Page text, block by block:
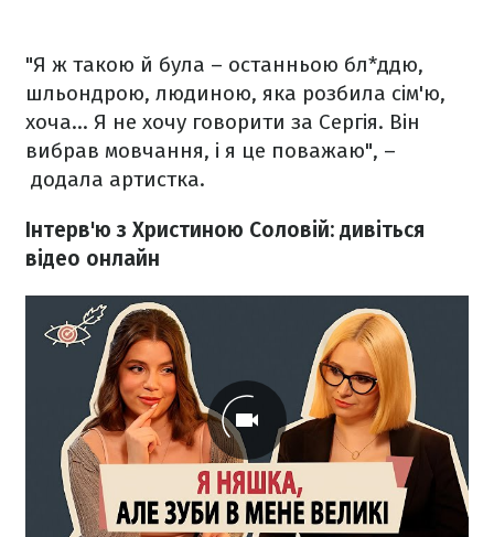
"Я ж такою й була – останньою бл*ддю,
шльондрою, людиною, яка розбила сім'ю,
хоча... Я не хочу говорити за Сергія. Він
вибрав мовчання, і я це поважаю", –
додала артистка.
Інтерв'ю з Христиною Соловій: дивіться
відео онлайн